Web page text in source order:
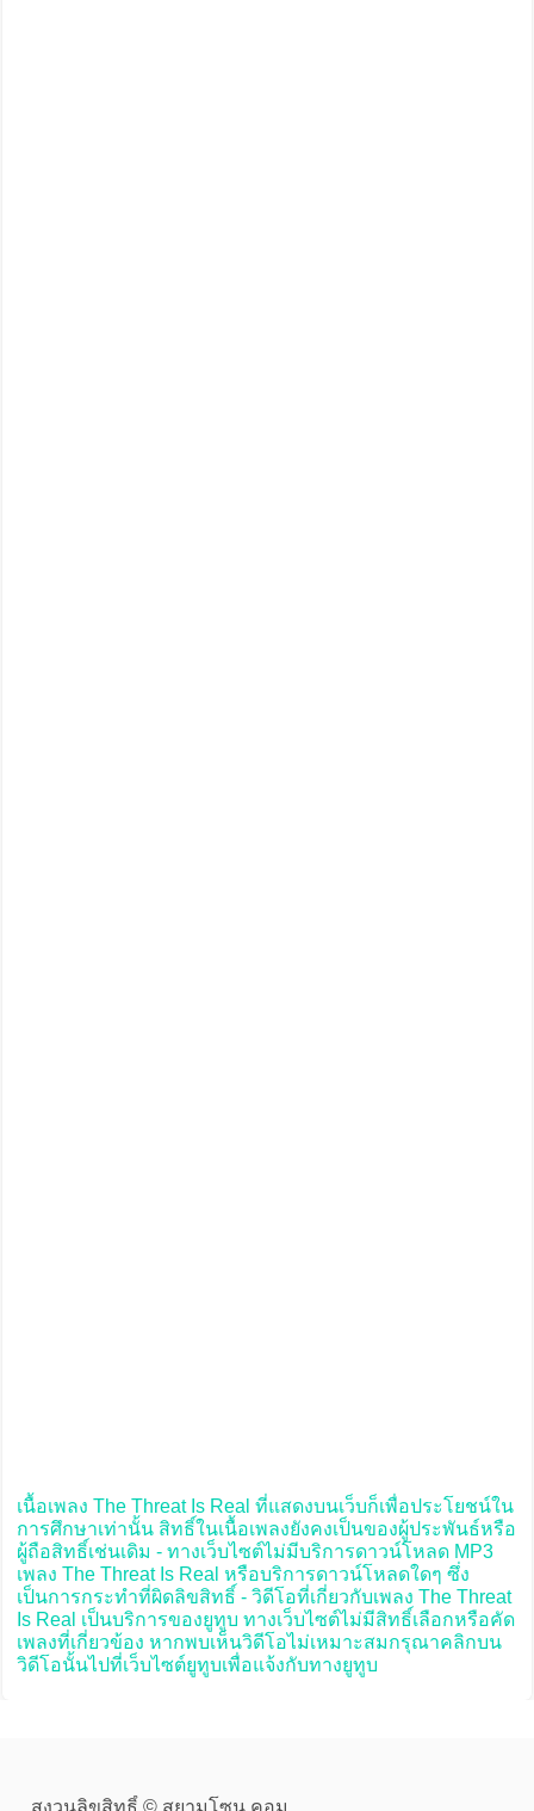
เนื้อเพลง The Threat Is Real ที่แสดงบนเว็บก็เพื่อประโยชน์ใน
การศึกษาเท่านั้น สิทธิ์ในเนื้อเพลงยังคงเป็นของผู้ประพันธ์หรือ
ผู้ถือสิทธิ์เช่นเดิม - ทางเว็บไซต์ไม่มีบริการดาวน์โหลด MP3
เพลง The Threat Is Real หรือบริการดาวน์โหลดใดๆ ซึ่ง
เป็นการกระทำที่ผิดลิขสิทธิ์ - วิดีโอที่เกี่ยวกับเพลง The Threat
Is Real เป็นบริการของยูทูบ ทางเว็บไซต์ไม่มีสิทธิ์เลือกหรือคัด
เพลงที่เกี่ยวข้อง หากพบเห็นวิดีโอไม่เหมาะสมกรุณาคลิกบน
วิดีโอนั้นไปที่เว็บไซต์ยูทูบเพื่อแจ้งกับทางยูทูบ